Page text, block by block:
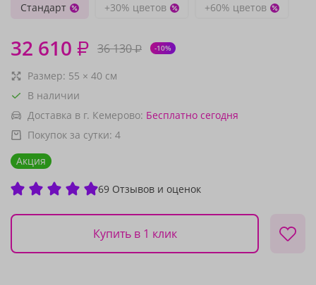
Стандарт
+30% цветов +60% цветов
32 610 ₽ 36 130₽ -10%
Размер: 55 × 40 см
В наличии
Доставка в г. Кемерово: Бесплатно сегодня
Покупок за сутки: 4
Акция
69 Отзывов и оценок
Купить в 1 клик